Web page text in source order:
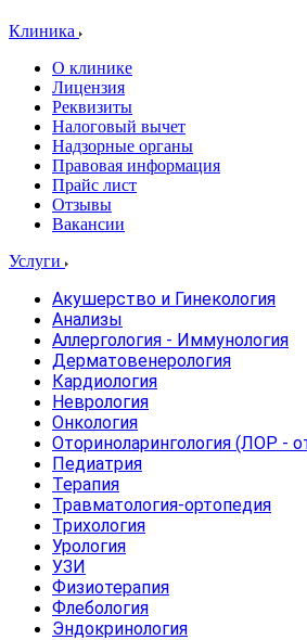
Клиника
О клинике
Лицензия
Реквизиты
Налоговый вычет
Надзорные органы
Правовая информация
Прайс лист
Отзывы
Вакансии
Услуги
Акушерство и Гинекология
Анализы
Аллергология - Иммунология
Дерматовенерология
Кардиология
Неврология
Онкология
Оториноларингология (ЛОР -
Педиатрия
Терапия
Травматология-ортопедия
Трихология
Урология
УЗИ
Физиотерапия
Флебология
Эндокринология